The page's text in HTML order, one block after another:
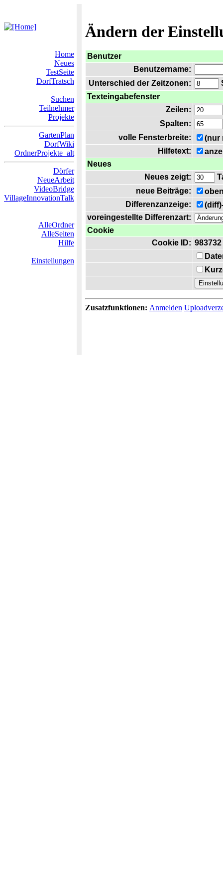
Ändern der
Home
Neues
TestSeite
DorfTratsch
Suchen
Teilnehmer
Projekte
GartenPlan
DorfWiki
OrdnerProjekte_alt
Dörfer
NeueArbeit
VideoBridge
VillageInnovationTalk
AlleOrdner
AlleSeiten
Hilfe
Einstellungen
Benutzer
Benutzername:
Unterschied der Zeitzonen:
Texteingabefenster
Zeilen:
Spalten:
volle Fensterbreite:
(nur
Hilfetext:
Neues
Neues zeigt:
neue Beiträge:
Differenzanzeige:
voreingestellte Differenzart:
Cookie
Cookie ID: 983732
Zusatzfunktionen: Anmelden